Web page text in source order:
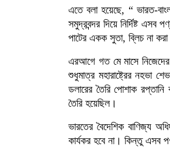
এতে বলা হয়েছে, “ ভারত-
সমুদ্রবন্দর দিয়ে নির্দিষ্ট
পাটের একক সুতা, ব্লিচ না
এরআগে গত মে মাসে নিজেদের
শুধুমাত্র মহারাষ্ট্রের নহভা
ডলারের তৈরি পোশাক
তৈরি হয়েছিল।
ভারতের বৈদেশিক বাণিজ্য
কার্যকর হবে না। কিন্তু এসব